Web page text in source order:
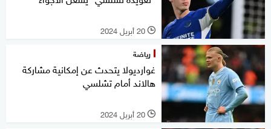
l 20 أبريل 2024
رياضة
غوارديولا يتحدث عن إمكانية مشاركة
هالاند أمام تشلسي
l 20 أبريل 2024